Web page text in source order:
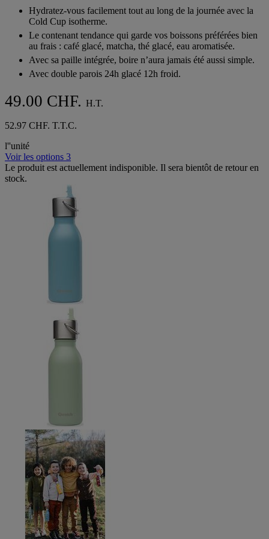
étoiles.
Hydratez-vous facilement tout au long de la journée avec la
Cold Cup isotherme.
Le contenant tendance qui garde vos boissons préférées bien
au frais : café glacé, matcha, thé glacé, eau aromatisée.
Avec sa paille intégrée, boire n’aura jamais été aussi simple.
Avec double parois 24h glacé 12h froid.
49.00 CHF. H.T.
52.97 CHF. T.T.C.
l''unité
Voir les options 3
Le produit est actuellement indisponible. Il sera bientôt de retour en
stock.